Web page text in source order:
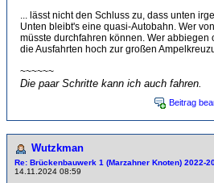
... lässt nicht den Schluss zu, dass unten
Unten bleibt's eine quasi-Autobahn. Wer
müsste durchfahren können. Wer abbiegen
die Ausfahrten hoch zur großen
~~~~~~
Die paar Schritte kann ich auch fahren.
Beitrag
Wutzkman
Re: Brückenbauwerk 1 (Marzahner Knoten) 2022-
14.11.2024 08:59